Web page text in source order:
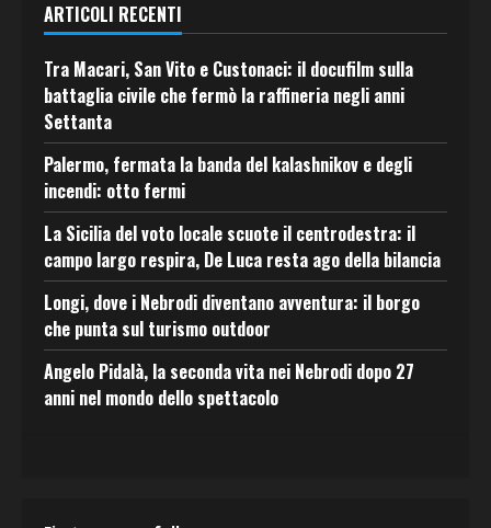
ARTICOLI RECENTI
Tra Macari, San Vito e Custonaci: il docufilm sulla
battaglia civile che fermò la raffineria negli anni
Settanta
Palermo, fermata la banda del kalashnikov e degli
incendi: otto fermi
La Sicilia del voto locale scuote il centrodestra: il
campo largo respira, De Luca resta ago della bilancia
Longi, dove i Nebrodi diventano avventura: il borgo
che punta sul turismo outdoor
Angelo Pidalà, la seconda vita nei Nebrodi dopo 27
anni nel mondo dello spettacolo